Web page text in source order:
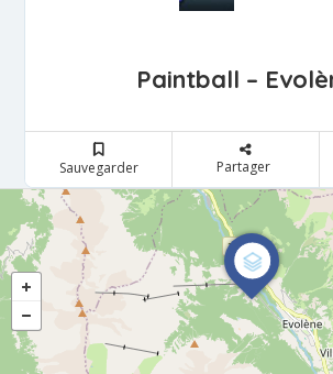
Paintball –
Sauvegarder Partager